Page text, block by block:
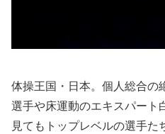
体操王国・日本。個人総合の
選手や床運動のエキスパート
見てもトップレベルの選手た